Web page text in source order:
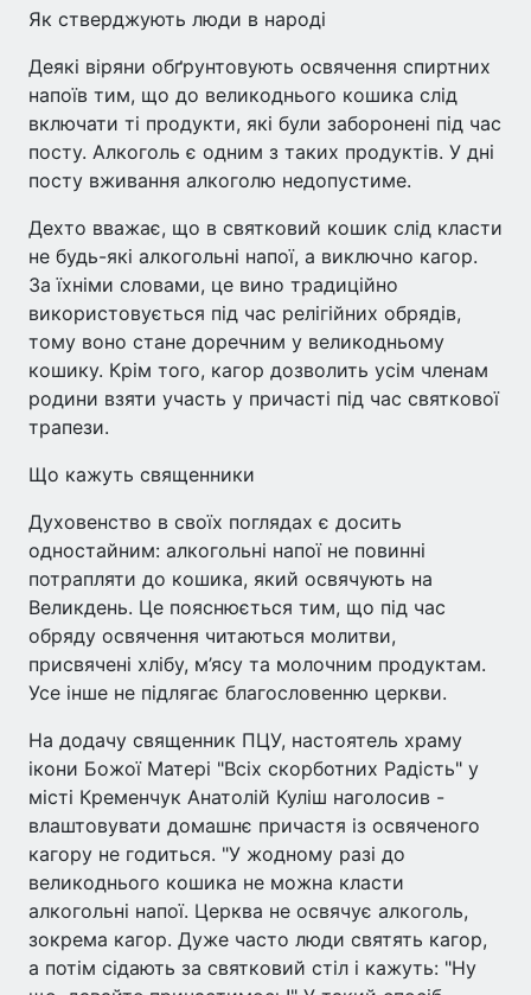
Як стверджують люди в народі
Деякі віряни обґрунтовують освячення спиртних
напоїв тим, що до великоднього кошика слід
включати ті продукти, які були заборонені під час
посту. Алкоголь є одним з таких продуктів. У дні
посту вживання алкоголю недопустиме.
Дехто вважає, що в святковий кошик слід класти
не будь-які алкогольні напої, а виключно кагор.
За їхніми словами, це вино традиційно
використовується під час релігійних обрядів,
тому воно стане доречним у великодньому
кошику. Крім того, кагор дозволить усім членам
родини взяти участь у причасті під час святкової
трапези.
Що кажуть священники
Духовенство в своїх поглядах є досить
одностайним: алкогольні напої не повинні
потрапляти до кошика, який освячують на
Великдень. Це пояснюється тим, що під час
обряду освячення читаються молитви,
присвячені хлібу, м’ясу та молочним продуктам.
Усе інше не підлягає благословенню церкви.
На додачу священник ПЦУ, настоятель храму
ікони Божої Матері "Всіх скорботних Радість" у
місті Кременчук Анатолій Куліш наголосив -
влаштовувати домашнє причастя із освяченого
кагору не годиться. "У жодному разі до
великоднього кошика не можна класти
алкогольні напої. Церква не освячує алкоголь,
зокрема кагор. Дуже часто люди святять кагор,
а потім сідають за святковий стіл і кажуть: "Ну